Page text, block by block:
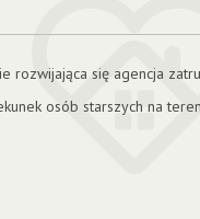
rozwijająca się agencja
osób starszych na